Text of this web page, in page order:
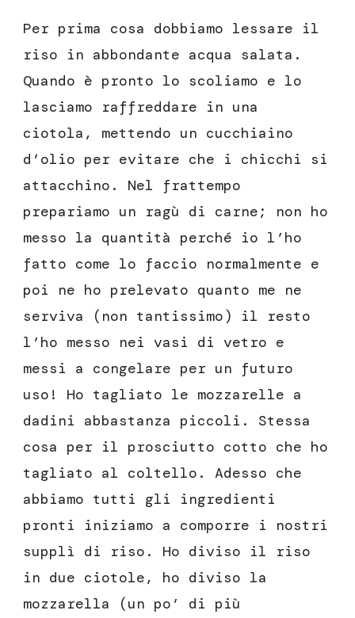
Per prima cosa dobbiamo lessare il
riso in abbondante acqua salata.
Quando è pronto lo scoliamo e lo
lasciamo raffreddare in una
ciotola, mettendo un cucchiaino
d’olio per evitare che i chicchi si
attacchino. Nel frattempo
prepariamo un ragù di carne; non ho
messo la quantità perché io l’ho
fatto come lo faccio normalmente e
poi ne ho prelevato quanto me ne
serviva (non tantissimo) il resto
l’ho messo nei vasi di vetro e
messi a congelare per un futuro
uso! Ho tagliato le mozzarelle a
dadini abbastanza piccoli. Stessa
cosa per il prosciutto cotto che ho
tagliato al coltello. Adesso che
abbiamo tutti gli ingredienti
pronti iniziamo a comporre i nostri
supplì di riso. Ho diviso il riso
in due ciotole, ho diviso la
mozzarella (un po’ di più